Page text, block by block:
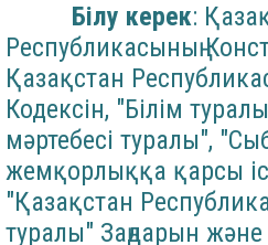
Білу керек:
Республикасының
Қазақстан
Кодексін, "Білім
мәртебесі туралы",
жемқорлыққа қарсы
"Қазақстан
туралы" Заңдарын және